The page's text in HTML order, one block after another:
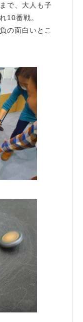
で、大人も子
10番戦。
の面白いとこ